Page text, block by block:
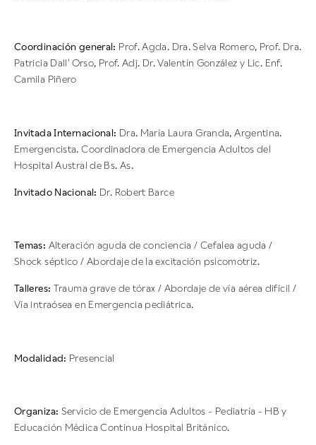
Coordinación general: Prof. Agda. Dra. Selva Romero, Prof. Dra.
Patricia Dall' Orso, Prof. Adj. Dr. Valentín González y Lic. Enf.
Camila Piñero
Invitada Internacional: Dra. María Laura Granda, Argentina.
Emergencista. Coordinadora de Emergencia Adultos del
Hospital Austral de Bs. As.
Invitado Nacional: Dr. Robert Barce
Temas: Alteración aguda de conciencia / Cefalea aguda /
Shock séptico / Abordaje de la excitación psicomotriz.
Talleres: Trauma grave de tórax / Abordaje de vía aérea difícil /
Vía intraósea en Emergencia pediátrica.
Modalidad: Presencial
Organiza: Servicio de Emergencia Adultos - Pediatría - HB y
Educación Médica Continua Hospital Británico.